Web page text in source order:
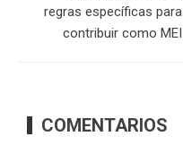
regras específicas para
contribuir como MEI
COMENTARIOS